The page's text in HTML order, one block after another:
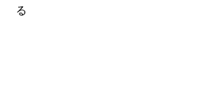
る